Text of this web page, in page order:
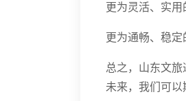
更为灵活、实
更为通畅、稳
总之，山东文旅
未来，我们可以